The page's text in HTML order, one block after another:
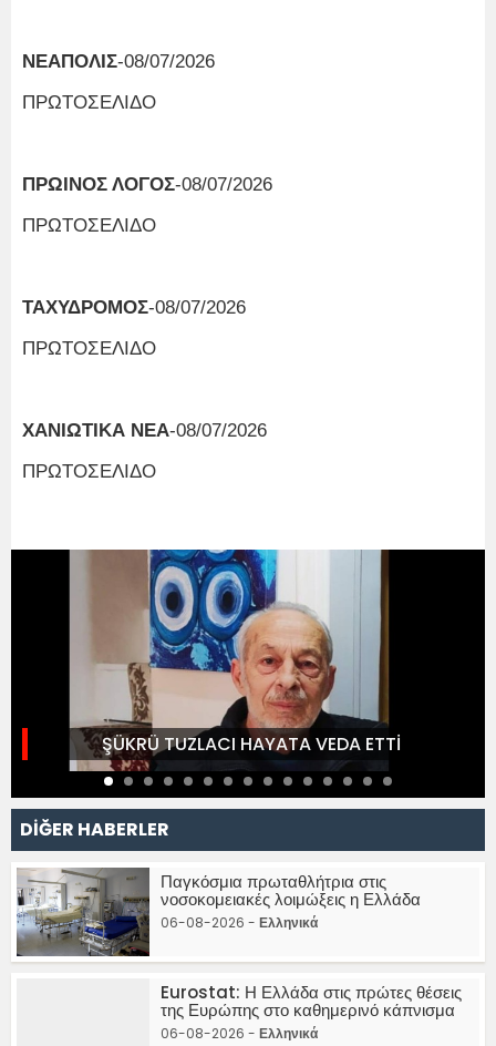
ΝΕΑΠΟΛΙΣ-08/07/2026
ΠΡΩΤΟΣΕΛΙΔΟ
ΠΡΩΙΝΟΣ ΛΟΓΟΣ-08/07/2026
ΠΡΩΤΟΣΕΛΙΔΟ
ΤΑΧΥΔΡΟΜΟΣ-08/07/2026
ΠΡΩΤΟΣΕΛΙΔΟ
ΧΑΝΙΩΤΙΚΑ ΝΕΑ-08/07/2026
ΠΡΩΤΟΣΕΛΙΔΟ
ŞÜKRÜ TUZLACI HAYATA VEDA ETTİ
DİĞER HABERLER
Παγκόσμια πρωταθλήτρια στις
νοσοκομειακές λοιμώξεις η Ελλάδα
06-08-2026 - Ελληνικά
Eurostat: Η Ελλάδα στις πρώτες θέσεις
της Ευρώπης στο καθημερινό κάπνισμα
06-08-2026 - Ελληνικά